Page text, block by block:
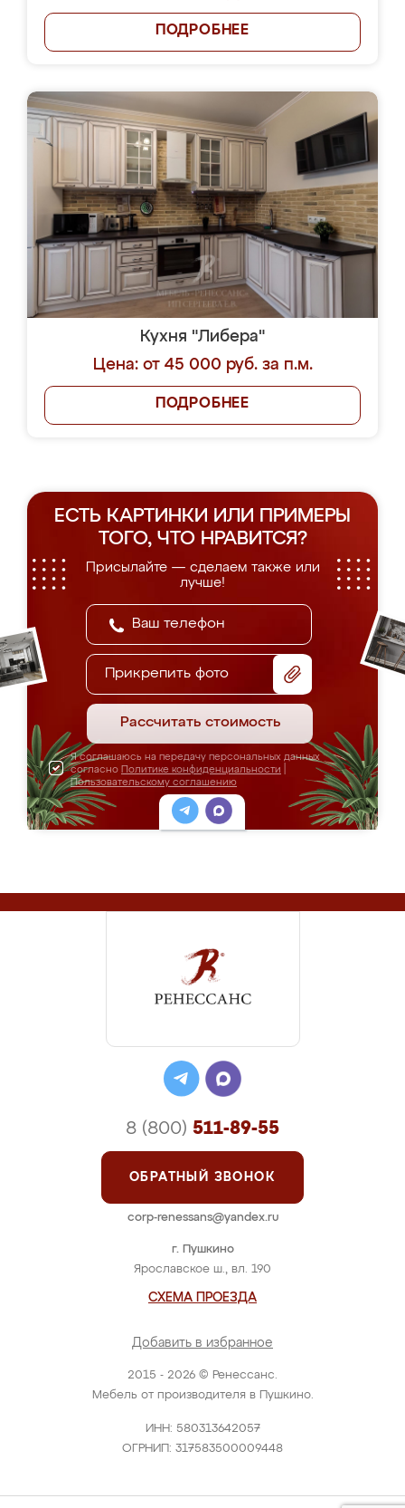
ПОДРОБНЕЕ
Кухня "Либера"
Цена: от 45 000 руб. за п.м.
ПОДРОБНЕЕ
ЕСТЬ КАРТИНКИ ИЛИ ПРИМЕРЫ
ТОГО, ЧТО НРАВИТСЯ?
Присылайте — сделаем также или
лучше!
Прикрепить фото
Рассчитать стоимость
Я соглашаюсь на передачу персональных данных
согласно Политике конфиденциальности
Пользовательскому соглашению
2015 - 2026 © Ренессанс.
Мебель от производителя в Пушкино.
ИНН: 580313642057
ОГРНИП: 317583500009448
г. Пушкино
Ярославское ш., вл. 190
СХЕМА ПРОЕЗДА
Добавить в избранное
8 (800) 511-89-55
ОБРАТНЫЙ ЗВОНОК
corp-renessans@yandex.ru